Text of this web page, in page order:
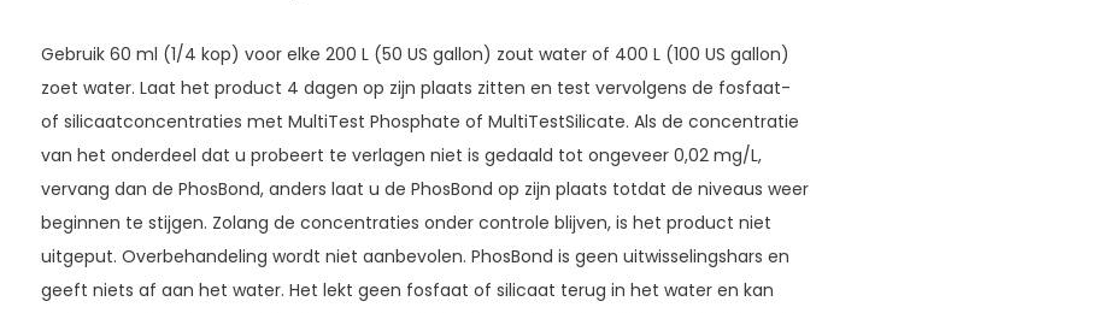
Gebruik 60 ml (1/4 kop) voor elke 200 L (50 US gallon) zout water of 400 L (100 US gallon)
zoet water. Laat het product 4 dagen op zijn plaats zitten en test vervolgens de fosfaat-
of silicaatconcentraties met MultiTest Phosphate of MultiTestSilicate. Als de concentratie
van het onderdeel dat u probeert te verlagen niet is gedaald tot ongeveer 0,02 mg/L,
vervang dan de PhosBond, anders laat u de PhosBond op zijn plaats totdat de niveaus weer
beginnen te stijgen. Zolang de concentraties onder controle blijven, is het product niet
uitgeput. Overbehandeling wordt niet aanbevolen. PhosBond is geen uitwisselingshars en
geeft niets af aan het water. Het lekt geen fosfaat of silicaat terug in het water en kan